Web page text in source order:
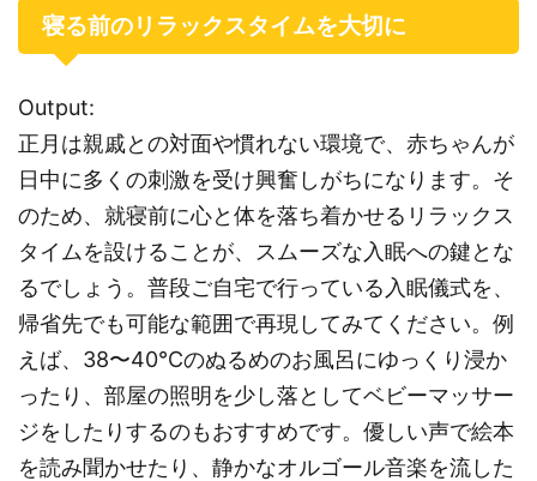
寝る前のリラックスタイムを大切に
Output:
正月は親戚との対面や慣れない環境で、赤ちゃんが
日中に多くの刺激を受け興奮しがちになります。そ
のため、就寝前に心と体を落ち着かせるリラックス
タイムを設けることが、スムーズな入眠への鍵とな
るでしょう。普段ご自宅で行っている入眠儀式を、
帰省先でも可能な範囲で再現してみてください。例
えば、38〜40℃のぬるめのお風呂にゆっくり浸か
ったり、部屋の照明を少し落としてベビーマッサー
ジをしたりするのもおすすめです。優しい声で絵本
を読み聞かせたり、静かなオルゴール音楽を流した